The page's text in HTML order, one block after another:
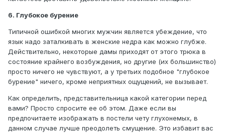
6. Глубокое бурение
Типичной ошибкой многих мужчин является убеждение, что
язык надо заталкивать в женские недра как можно глубже.
Действительно, некоторые дамы приходят от этого трюка в
состояние крайнего возбуждения, но другие (их большинство)
просто ничего не чувствуют, а у третьих подобное "глубокое
бурение" ничего, кроме неприятных ощущений, не вызывает.
Как определить, представительница какой категории перед
вами? Просто спросите ее об этом. Даже если вы
предпочитаете изображать в постели чету глухонемых, в
данном случае лучше преодолеть смущение. Это избавит вас